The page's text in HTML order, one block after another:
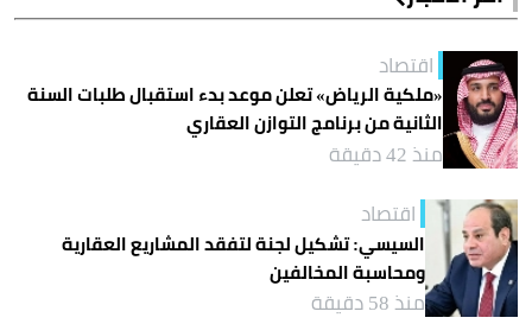
اقتصاد
«ملكية الرياض» تعلن موعد بدء استقبال طلبات السنة
الثانية من برنامج التوازن العقاري
منذ 42 دقيقة
اقتصاد
السيسي: تشكيل لجنة لتفقد المشاريع العقارية
ومحاسبة المخالفين
منذ 58 دقيقة